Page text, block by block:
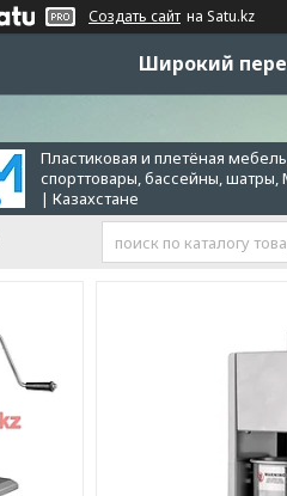
Создать сайт на Satu.kz
Широкий
Пластиковая и плетёная
спорттовары, бассейны,
| Казахстане